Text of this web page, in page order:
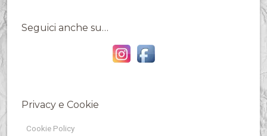
Seguici anche su…
Privacy e Cookie
Cookie Policy